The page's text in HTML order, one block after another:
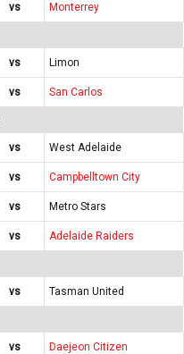
vs Monterrey
vs
Limon
vs San Carlos
vs
West Adelaide
vs
Campbelltown City
vs
Metro Stars
vs Adelaide Raiders
vs Tasman United
vs
Daejeon Citizen